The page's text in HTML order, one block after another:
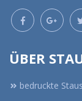
ÜBER
bedruckte